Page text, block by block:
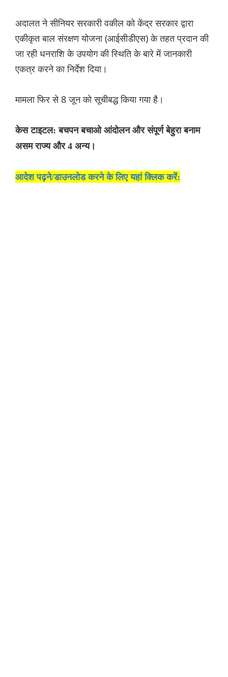
अदालत ने सीनियर सरकारी वकील को केंद्र सरकार द्वारा
एकीकृत बाल संरक्षण योजना (आईसीडीएस) के तहत प्रदान की
जा रही धनराशि के उपयोग की स्थिति के बारे में जानकारी
एकत्र करने का निर्देश दिया।
मामला फिर से 8 जून को सूचीबद्ध किया गया है।
केस टाइटल: बचपन बचाओ आंदोलन और संपूर्ण बेहुरा बनाम
असम राज्य और 4 अन्य।
आदेश पढ़ने/डाउनलोड करने के लिए यहां क्लिक करें: